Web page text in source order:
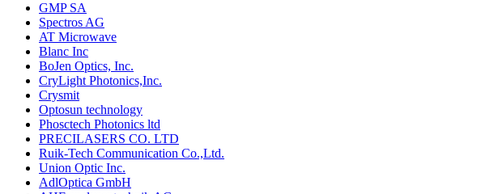
GMP SA
Spectros AG
AT Microwave
Blanc Inc
BoJen Optics, Inc.
CryLight Photonics,Inc.
Crysmit
Optosun technology
Phosctech Photonics ltd
PRECILASERS CO. LTD
Ruik-Tech Communication Co.,Ltd.
Union Optic Inc.
AdlOptica GmbH